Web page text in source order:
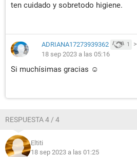
ten cuidado y sobretodo higiene.
ADRIANA17273939362 1 >
18 sep 2023 a las 05:16
Si muchísimas gracias ☺️
RESPUESTA 4 / 4
Eltiti
18 sep 2023 a las 01:25